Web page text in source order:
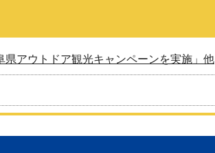
アウトドア観光キャンペーンを実施」他